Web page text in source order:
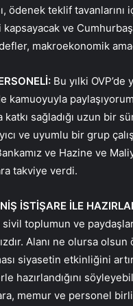
ödenek teklif
ve
makroekonomik
Bu yılki
kamuoyuyla
katkı sağladığı uzun bir
ve uyumlu bir grup
ve Hazine ve
takviye verdi.
İSTİŞARE İLE
sivil toplumun ve
Alanı ne olursa
siyasetin etkinliğini
hazırlandığını
memur ve personel